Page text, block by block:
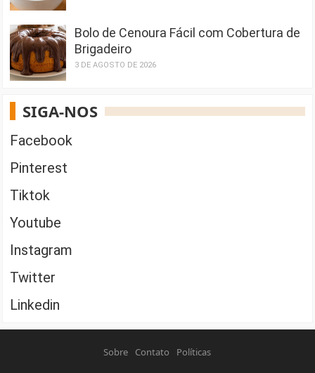
Bolo de Cenoura Fácil com Cobertura de
Brigadeiro
3 DE AGOSTO DE 2026
SIGA-NOS
Facebook
Pinterest
Tiktok
Youtube
Instagram
Twitter
Linkedin
Sobre Contato Políticas